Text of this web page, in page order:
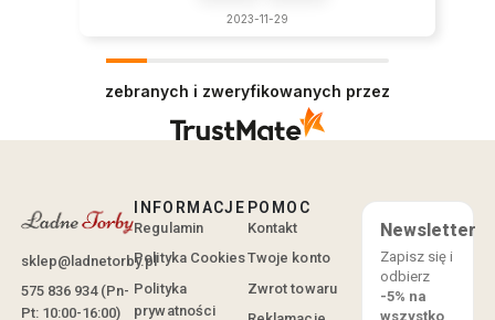
2023-11-29
zebranych i zweryfikowanych przez
sklep@ladnetorby.pl
575 836 934 (Pn-
Pt: 10:00-16:00)
INFORMACJE
Regulamin
Polityka Cookies
Polityka
prywatności
POMOC
Kontakt
Twoje konto
Zwrot towaru
Newsletter
Zapisz się i
odbierz
-5% na
wszystko